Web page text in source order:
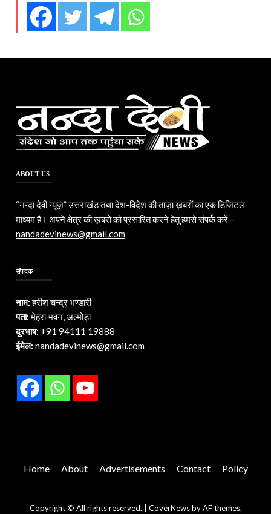
ABOUT US
“नन्दा देवी न्यूज़” उत्तराखंड तथा देश-विदेश की ताज़ा ख़बरों का एक डिजिटल
माध्यम है। अपने क्षेत्र की ख़बरों को प्रसारित करने हेतु हमसे संपर्क करें –
nandadevinews@gmail.com
संपादक –
नाम:हरीश चन्द्र भण्डारी
पता:मेहरा भवन, अल्मोड़ा
दूरभाष: +91 94111 19888
ईमेल:nandadevinews@gmail.com
Home About Advertisements Contact Policy
Copyright © All rights reserved. CoverNewsby AF themes.